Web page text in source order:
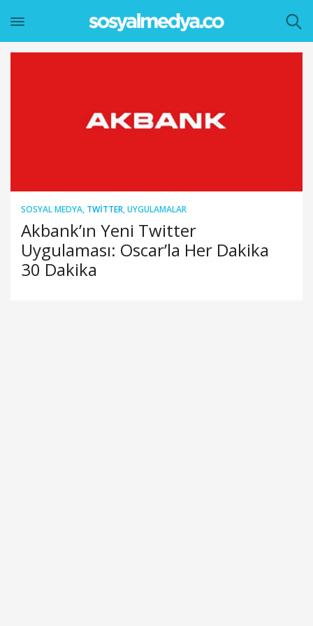
SOSYAL MEDYA, TWITTER,UYGULAMALAR
Akbank’ın Yeni Twitter
Uygulaması: Oscar’la Her Dakika
30 Dakika